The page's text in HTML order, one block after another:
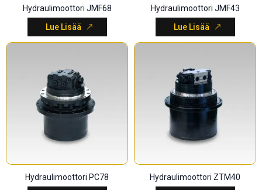
Hydraulimoottori JMF68
Lue Lisää
Hydraulimoottori JMF43
Lue Lisää
Hydraulimoottori PC78
Hydraulimoottori ZTM40